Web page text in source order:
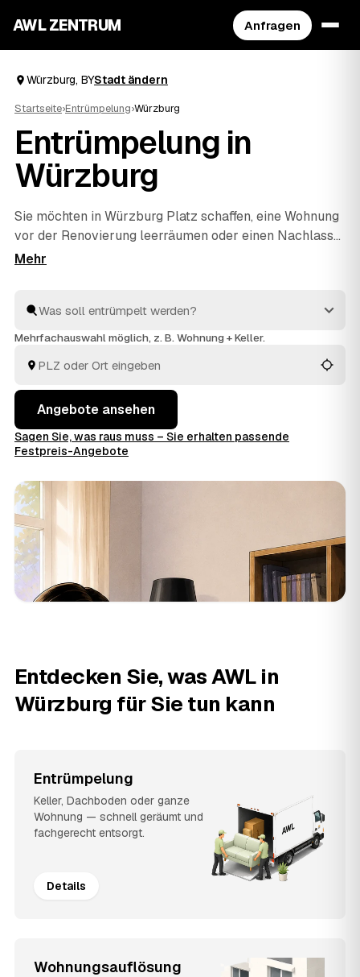
AWL ZENTRUM Anfragen
Würzburg, BYStadt ändern
Startseite›Entrümpelung›Würzburg
Entrümpelung in
Würzburg
Sie möchten in Würzburg Platz schaffen, eine Wohnung
vor der Renovierung leerräumen oder einen Nachlass
auflösen? Beschreiben Sie Ihren Auftrag bei AWL
Raum bis zur komplettenHaushaltsauflösung
alles fachgerecht ausgeräumt und entsorgt. Sie
Mehrfachauswahl möglich, z. B. Wohnung + Keller.
Angebote ansehen
Sagen Sie, was raus muss – Sie erhalten passende
Festpreis-Angebote
Entdecken Sie, was AWL in
Würzburg für Sie tun kann
Entrümpelung
Keller, Dachboden oder ganze
Wohnung — schnell geräumt und
fachgerecht entsorgt.
Details
Wohnungsauflösung